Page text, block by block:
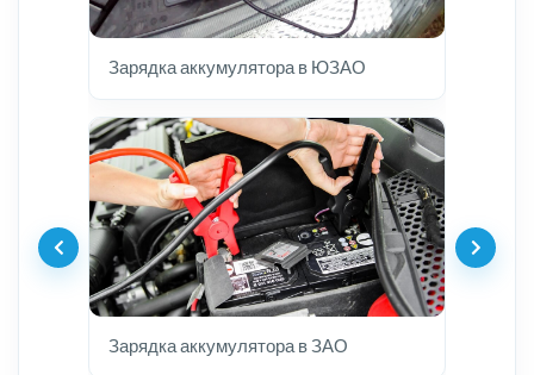
Зарядка аккумулятора в ЮЗАО
Зарядка аккумулятора в ЗАО